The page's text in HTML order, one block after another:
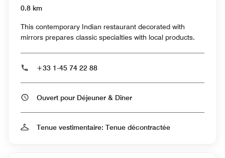
0.8 km
This contemporary Indian restaurant decorated with
mirrors prepares classic specialties with local products.
+33 1-45 74 22 88
Ouvert pour Déjeuner & Dîner
Tenue vestimentaire: Tenue décontractée